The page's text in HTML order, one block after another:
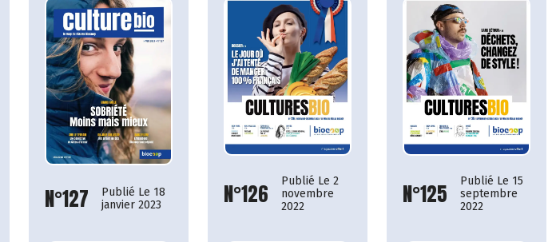
N°127
Publié Le 18
janvier 2023
N°126
Publié Le 2
novembre
2022
N°125
Publié Le 15
septembre
2022